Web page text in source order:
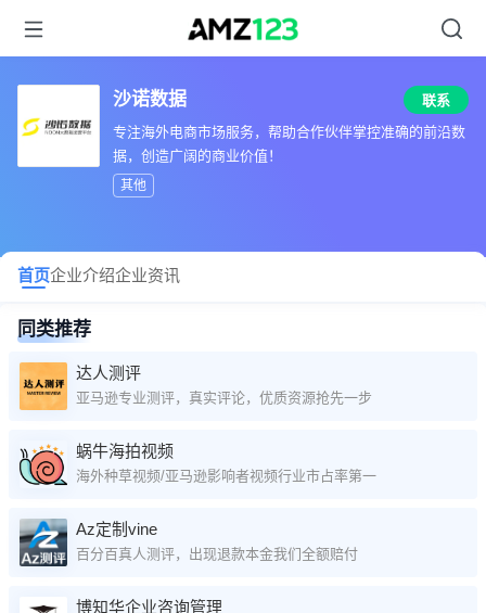
沙诺数据
联系
专注海外电商市场服务，帮助合作伙伴掌控准确的前沿数
据，创造广阔的商业价值！
其他
首页企业介绍企业资讯
同类推荐
达人测评
亚马逊专业测评，真实评论，优质资源抢先一步
蜗牛海拍视频
海外种草视频/亚马逊影响者视频行业市占率第一
Az定制vine
百分百真人测评，出现退款本金我们全额赔付
博知华企业咨询管理